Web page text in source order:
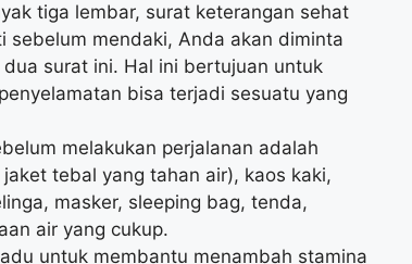
tiga lembar, surat keterangan sehat
sebelum mendaki, Anda akan diminta
surat ini. Hal ini bertujuan untuk
bisa terjadi sesuatu yang
melakukan perjalanan adalah
tebal yang tahan air), kaos kaki,
masker, sleeping bag, tenda,
air yang cukup.
untuk membantu menambah stamina